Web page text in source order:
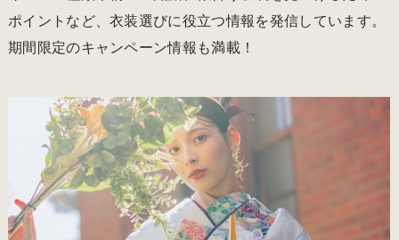
ポイントなど、衣装選びに役立つ情報を発信しています。
期間限定のキャンペーン情報も満載！